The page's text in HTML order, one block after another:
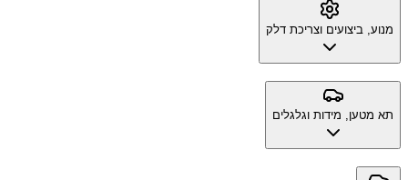
מנוע, ביצועים וצריכת דלק
תא מטען, מידות וגלגלים